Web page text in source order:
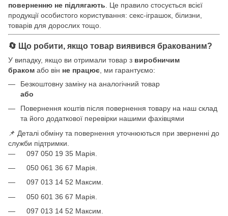
поверненню не підлягають . Це правило стосується всієї
продукції особистого користування: секс-іграшок, білизни,
товарів для дорослих тощо.
🔄 Що робити, якщо товар виявився бракованим?
У випадку, якщо ви отримали товар з виробничим
браком або він не працює , ми гарантуємо:
Безкоштовну заміну на аналогічний товар
або
Повернення коштів після повернення товару на наш склад
та його додаткової перевірки нашими фахівцями
📌 Деталі обміну та повернення уточнюються при зверненні до
служби підтримки.
097 050 19 35 Марія.
050 061 36 67 Марія.
097 013 14 52 Максим.
050 601 36 67 Марія.
097 013 14 52 Максим.